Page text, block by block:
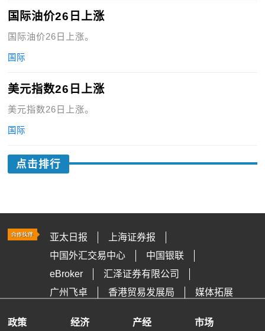
国际油价26日上涨
国际油价26日上涨。
国际
美元指数26日上涨
美元指数26日上涨。
国际
点击排行
亚太日报
上海证券报
中国外汇交易中心
中国银联
eBroker
汇泽证券有限公司
广州飞卓
香港贸易发展局 媒体拓展
政策 经济 产经 市场